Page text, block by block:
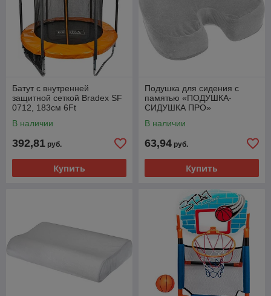
Батут с внутренней
защитной сеткой Bradex SF
0712, 183см 6Ft
В наличии
392,81 руб.
Купить
Подушка для сидения с
памятью «ПОДУШКА-
СИДУШКА ПРО»
В наличии
63,94 руб.
Купить